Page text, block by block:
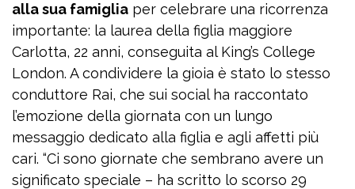
alla sua famiglia per celebrare una ricorrenza
importante: la laurea della figlia maggiore
Carlotta, 22 anni, conseguita al King’s College
London. A condividere la gioia è stato lo stesso
conduttore Rai, che sui social ha raccontato
l’emozione della giornata con un lungo
messaggio dedicato alla figlia e agli affetti più
cari. “Ci sono giornate che sembrano avere un
significato speciale – ha scritto lo scorso 29